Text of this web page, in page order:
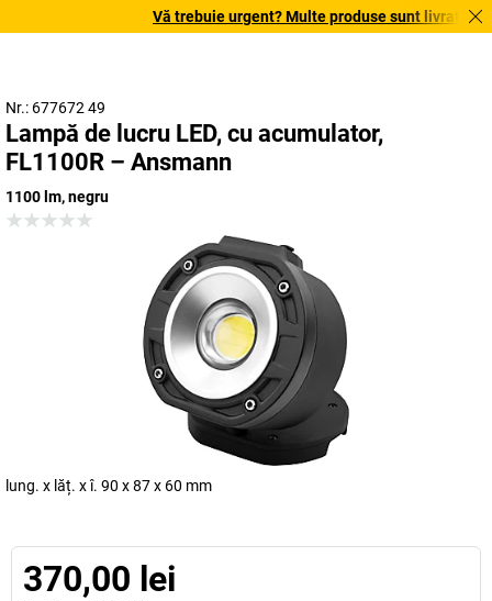
Vă trebuie urgent? Multe produse sunt livrate în
Nr.: 677672 49
Lampă de lucru LED, cu acumulator,
FL1100R – Ansmann
1100 lm, negru
lung. x lăț. x î. 90 x 87 x 60 mm
370,00 lei